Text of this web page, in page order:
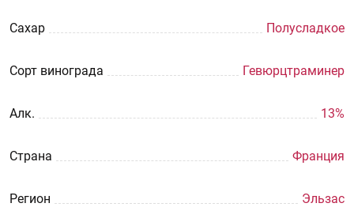
Сахар Полусладкое
Сорт винограда Гевюрцтраминер
Aлк. 13%
Страна Франция
Регион Эльзас